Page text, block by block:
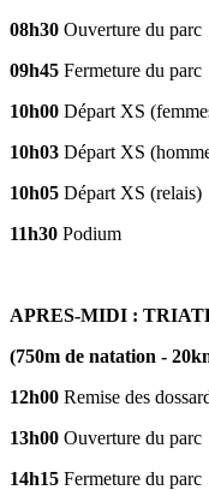
08h30 Ouverture du parc
09h45 Fermeture du parc
10h00 Départ XS
10h03 Départ XS
10h05 Départ XS (relais)
11h30 Podium
APRES-MIDI :
(750m de natation -
12h00 Remise des
13h00 Ouverture du parc
14h15 Fermeture du parc